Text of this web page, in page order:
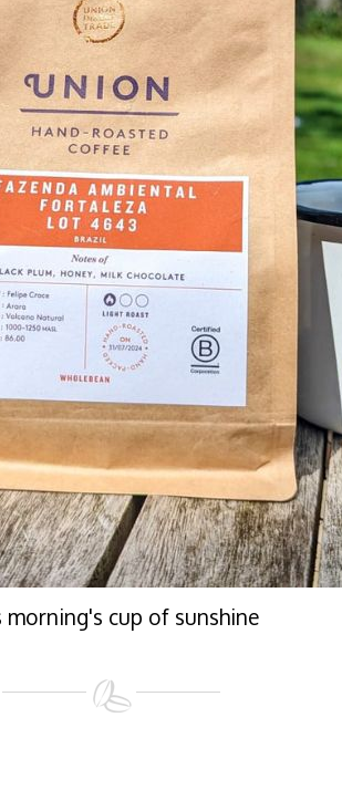
morning's cup of sunshine